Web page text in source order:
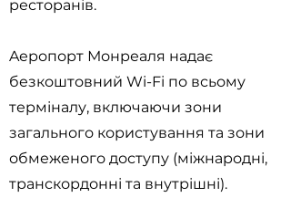
ресторанів.
Aеропорт Монреаля надає
безкоштовний Wi-Fi по всьому
терміналу, включаючи зони
загального користування та зони
обмеженого доступу (міжнародні,
транскордонні та внутрішні).